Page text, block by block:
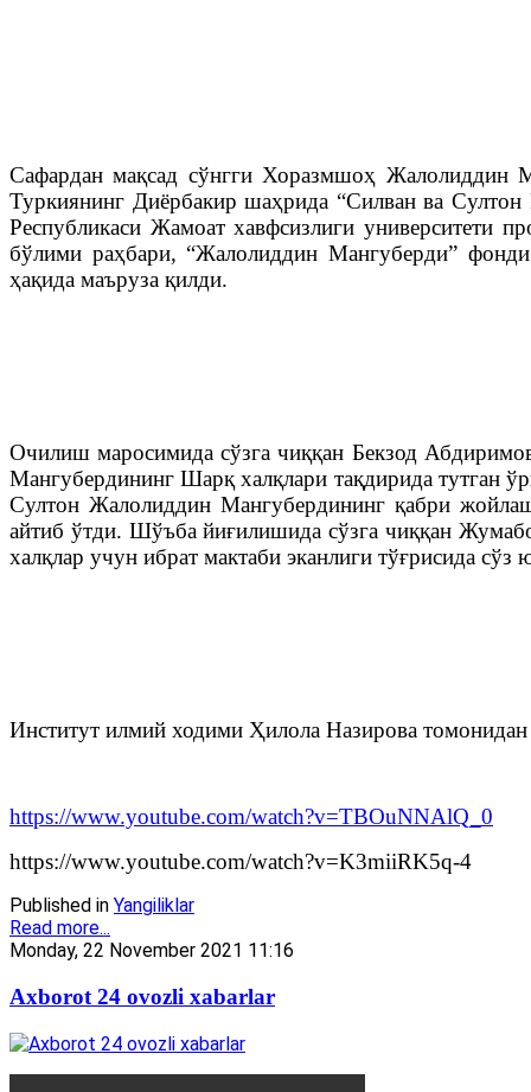
Сафардан мақсад сўнгги Хоразмшоҳ Жалолиддин
Туркиянинг Диёрбакир шаҳрида “Силван ва
Республикаси Жамоат хавфсизлиги университети
бўлими раҳбари, “Жалолиддин Мангуберди”
ҳақида маъруза қилди.
Очилиш маросимида сўзга чиққан Бекзод
Мангубердининг Шарқ халқлари тақдирида тутган
Султон Жалолиддин Мангубердининг қабри
айтиб ўтди. Шўъба йиғилишида сўзга чиққан
халқлар учун ибрат мактаби эканлиги тўғрисида сўз
Институт илмий ходими Ҳилола Назирова
https://www.youtube.com/watch?v=TBOuNNAlQ_0
https://www.youtube.com/watch?v=K3miiRK5q-4
Published in Yangiliklar
Read more...
Monday, 22 November 2021 11:16
Axborot 24 ovozli xabarlar